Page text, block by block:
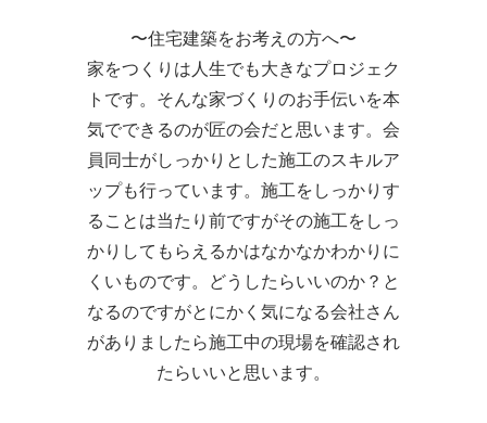
〜住宅建築をお考えの方へ〜
家をつくりは人生でも大きなプロジェク
トです。そんな家づくりのお手伝いを本
気でできるのが匠の会だと思います。会
員同士がしっかりとした施工のスキルア
ップも行っています。施工をしっかりす
ることは当たり前ですがその施工をしっ
かりしてもらえるかはなかなかわかりに
くいものです。どうしたらいいのか？と
なるのですがとにかく気になる会社さん
がありましたら施工中の現場を確認され
たらいいと思います。